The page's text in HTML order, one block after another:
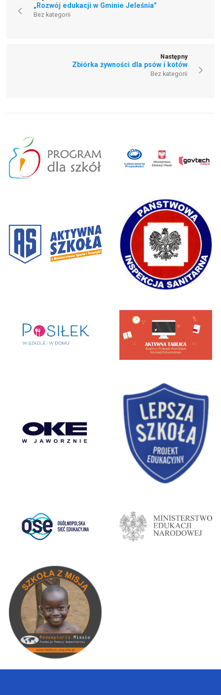
„Rozwój edukacji w Gminie Jeleśnia”
Bez kategorii
Następny
Zbiórka żywności dla psów i kotów
Bez kategorii